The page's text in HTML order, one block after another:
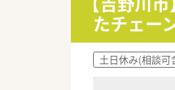
たチェー
土日休み(相談可